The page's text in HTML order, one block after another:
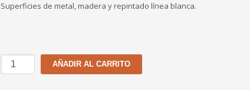
Superficies de metal, madera y repintado línea blanca.
CERA
EN
AÑADIR AL CARRITO